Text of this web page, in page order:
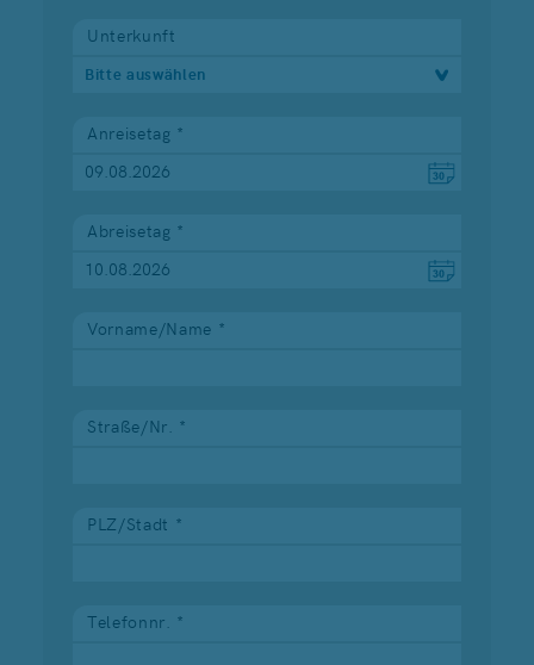
Unterkunft
Bitte auswählen
Anreisetag *
Abreisetag *
Vorname/Name *
Straße/Nr. *
PLZ/Stadt *
Telefonnr. *